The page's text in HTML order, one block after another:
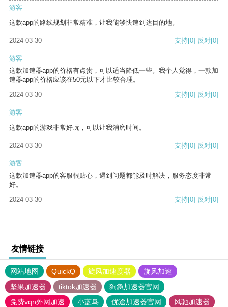
游客
这款app的路线规划非常精准，让我能够快速到达目的地。
2024-03-30 支持[0] 反对[0]
游客
这款加速器app的价格有点贵，可以适当降低一些。我个人觉得，一款加
速器app的价格应该在50元以下才比较合理。
2024-03-30
支持[0] 反对[0]
游客
这款app的游戏非常好玩，可以让我消磨时间。
2024-03-30 支持[0] 反对[0]
游客
这款加速器app的客服很贴心，遇到问题都能及时解决，服务态度非常
好。
2024-03-30
支持[0] 反对[0]
友情链接
网站地图 QuickQ 旋风加速度器
旋风加速
坚果加速器
tiktok加速器
狗急加速器官网
免费vqn外网加速
小蓝鸟 优途加速器官网
风驰加速器